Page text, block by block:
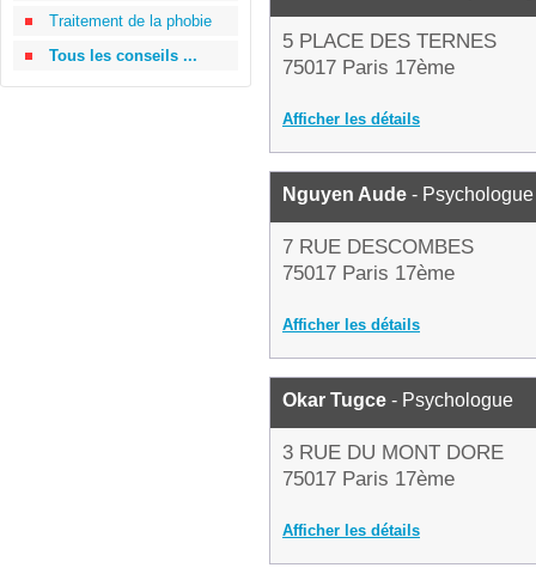
Traitement de la phobie
Tous les conseils ...
5 PLACE DES TERNES
75017 Paris 17ème
Afficher les détails
Nguyen Aude - Psychologue
7 RUE DESCOMBES
75017 Paris 17ème
Afficher les détails
Okar Tugce - Psychologue
3 RUE DU MONT DORE
75017 Paris 17ème
Afficher les détails